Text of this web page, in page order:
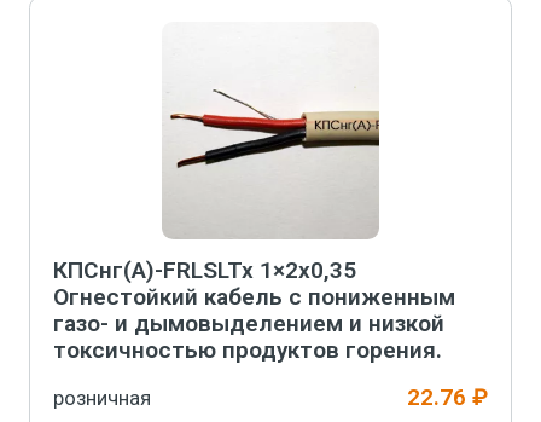
КПСнг(А)-FRLSLTx 1×2х0,35
Огнестойкий кабель с пониженным
газо- и дымовыделением и низкой
токсичностью продуктов горения.
розничная 22.76 ₽